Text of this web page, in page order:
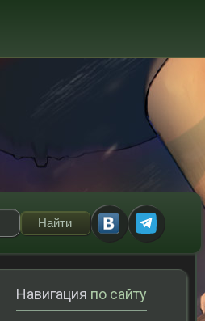
Навигация по сайту